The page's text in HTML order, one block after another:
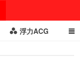
浮力ACG